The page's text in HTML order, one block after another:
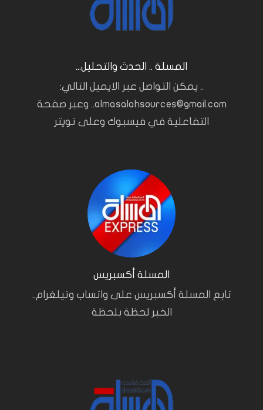
المسلة .. الحدث والتحليل...
.. يمكن التواصل عبر الايميل التالي:
almasalahsources@gmail.com.. وعبر صفحة
التفاعلية في فيسبوك وعلى تويتر
المسلة أكسبريس
تابع المسلة أكسبريس على واتساب وتيلغرام..
الخبر لحظة بلحظة